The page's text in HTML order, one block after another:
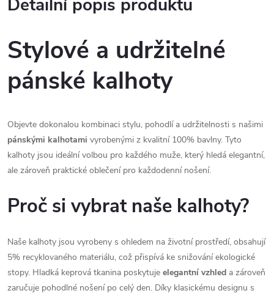
Detailní popis produktu
Stylové a udržitelné
pánské kalhoty
Objevte dokonalou kombinaci stylu, pohodlí a udržitelnosti s našimi
pánskými kalhotami vyrobenými z kvalitní 100% bavlny. Tyto
kalhoty jsou ideální volbou pro každého muže, který hledá elegantní,
ale zároveň praktické oblečení pro každodenní nošení.
Proč si vybrat naše kalhoty?
Naše kalhoty jsou vyrobeny s ohledem na životní prostředí, obsahují
5% recyklovaného materiálu, což přispívá ke snižování ekologické
stopy. Hladká keprová tkanina poskytuje elegantní vzhled a zároveň
zaručuje pohodlné nošení po celý den. Díky klasickému designu s